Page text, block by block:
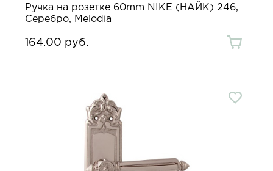
Ручка на розетке 60mm NIKE (НАЙК) 246,
Серебро, Melodia
164.00 руб.